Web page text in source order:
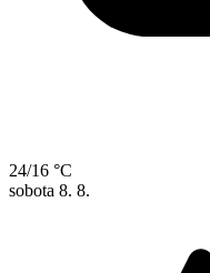
24/16 °C
sobota 8. 8.